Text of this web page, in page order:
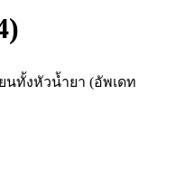
นทั้งหัวน้ำยา (อัพเดท